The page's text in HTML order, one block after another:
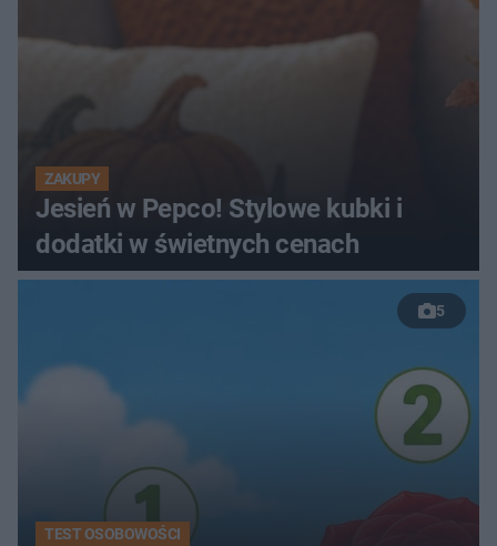
ZAKUPY
Jesień w Pepco! Stylowe kubki i
dodatki w świetnych cenach
5
TEST OSOBOWOŚCI